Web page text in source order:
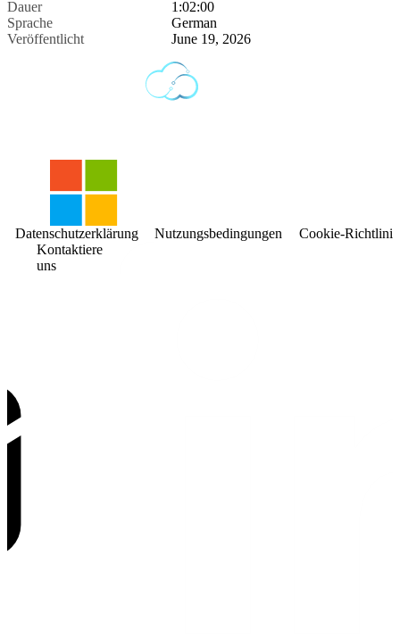
Dauer
1:02:00
Sprache
German
Veröffentlicht
June 19, 2026
Kontaktiere
uns
Datenschutzerklärung Nutzungsbedingungen Cookie-Richtlinie